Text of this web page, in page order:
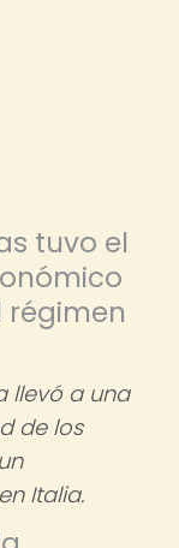
tuvo el
régimen
llevó a una
de los
Italia.